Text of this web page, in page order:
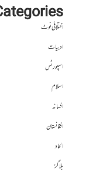
اختلافی نوٹ
ادبیات
اسپورٹس
اسلام
افسانہ
افغانستان
الحاد
بلاگز